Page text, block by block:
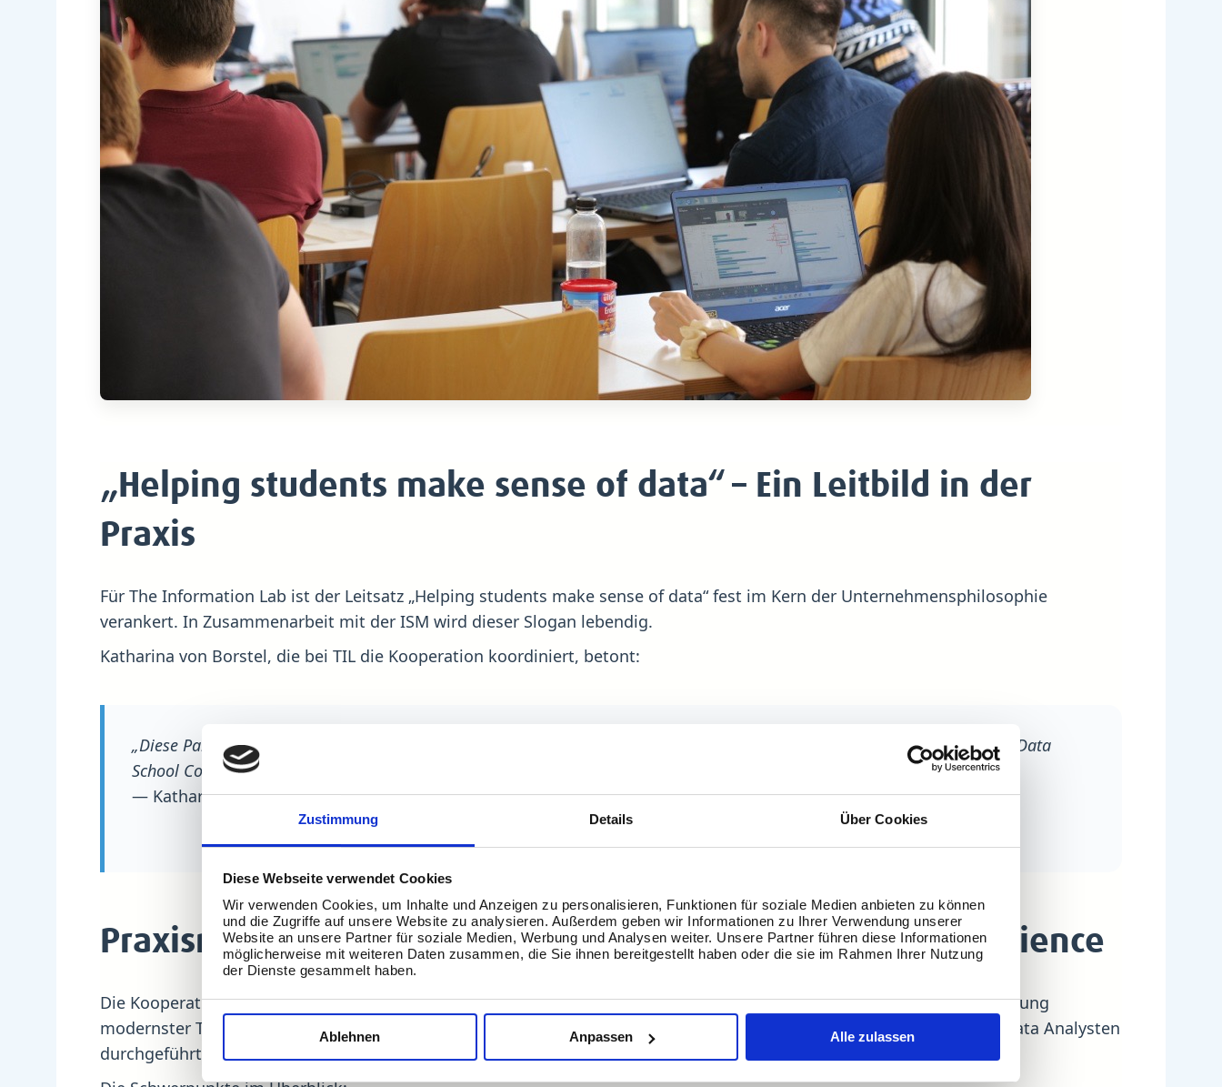
Zustimmung Details Über Cookies
Diese Webseite verwendet Cookies
Wir verwenden Cookies, um Inhalte und Anzeigen zu personalisieren, Funktionen für soziale Medien anbieten zu können
und die Zugriffe auf unsere Website zu analysieren. Außerdem geben wir Informationen zu Ihrer Verwendung unserer
Website an unsere Partner für soziale Medien, Werbung und Analysen weiter. Unsere Partner führen diese Informationen
möglicherweise mit weiteren Daten zusammen, die Sie ihnen bereitgestellt haben oder die sie im Rahmen Ihrer Nutzung
der Dienste gesammelt haben.
Ablehnen Anpassen Alle zulassen
„Helping students make sense of data“ – Ein Leitbild in der
Praxis
Für The Information Lab ist der Leitsatz „Helping students make sense of data“ fest im Kern der Unternehmensphilosophie
verankert. In Zusammenarbeit mit der ISM wird dieser Slogan lebendig.
Katharina von Borstel, die bei TIL die Kooperation koordiniert, betont:
„Diese Partnerschaften ermöglichen uns nicht nur einen wertvollen Zugang zum Alumni-Netzwerk für unser Recruiting der Data
School Consultants, sondern fördern auch den aktiven Wissenstransfer und gemeinsame Forschungsprojekte.“
— Katharina von Borstel, The Information Lab
Praxisnahe Lehre: Vom Bachelor bis zum Master in Data Science
Die Kooperation erstreckt sich über verschiedene Studiengänge und Semester, wobei der Fokus immer auf der Anwendung
modernster Tools liegt. Dabei setzt TIL auf Abwechslung: Die Gastvorlesungen werden regelmäßig von wechselnden Data Analysten
durchgeführt, die tagesaktuelle Cases aus ihren Kundenprojekten mit in den Hörsaal bringen.